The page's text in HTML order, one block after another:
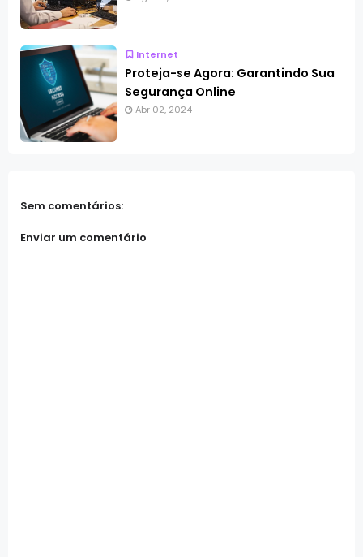
Internet
Proteja-se Agora: Garantindo Sua
Segurança Online
Abr 02, 2024
Sem comentários:
Enviar um comentário